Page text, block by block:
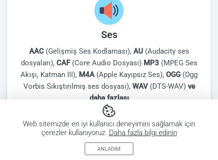
Ses
AAC(Gelişmiş Ses Kodlaması), AU(Audacity ses
dosyaları), CAF(Core Audio Dosyası) MP3(MPEG Ses
Akışı, Katman III), M4A(Apple Kayıpsız Ses), OGG (Ogg
Vorbis Sıkıştırılmış ses dosyası), WAV(DTS-WAV) ve
daha fazlası
Web sitemizde en iyi kullanıcı deneyimini sağlamak için
çerezler kullanıyoruz. Daha fazla bilgi edinin
ANLADIM